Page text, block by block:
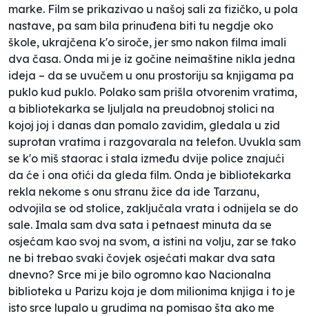
marke. Film se prikazivao u našoj sali za fizičko, u pola
nastave, pa sam bila prinuđena biti tu negdje oko
škole, ukrajčena k'o siroče, jer smo nakon filma imali
dva časa. Onda mi je iz gočine neimaštine nikla jedna
ideja – da se uvučem u onu prostoriju sa knjigama pa
puklo kud puklo. Polako sam prišla otvorenim vratima,
a bibliotekarka se ljuljala na preudobnoj stolici na
kojoj joj i danas dan pomalo zavidim, gledala u zid
suprotan vratima i razgovarala na telefon. Uvukla sam
se k'o miš staorac i stala između dvije police znajući
da će i ona otići da gleda film. Onda je bibliotekarka
rekla nekome s onu stranu žice da ide Tarzanu,
odvojila se od stolice, zaključala vrata i odnijela se do
sale. Imala sam dva sata i petnaest minuta da se
osjećam kao svoj na svom, a istini na volju, zar se tako
ne bi trebao svaki čovjek osjećati makar dva sata
dnevno? Srce mi je bilo ogromno kao Nacionalna
biblioteka u Parizu koja je dom milionima knjiga i to je
isto srce lupalo u grudima na pomisao šta ako me